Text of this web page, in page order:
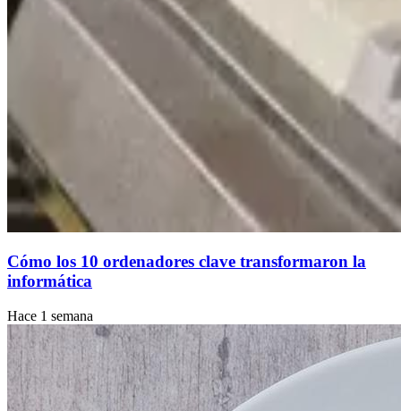
Cómo los 10 ordenadores clave transformaron la
informática
Hace 1 semana